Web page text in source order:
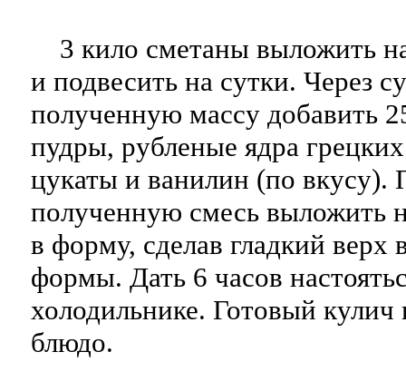
3 кило сметаны выложить
и подвесить на сутки. Через
полученную массу добавить
пудры, рубленые ядра
цукаты и ванилин (по вкусу).
полученную смесь выложить
в форму, сделав гладкий верх
формы. Дать 6 часов
холодильнике. Готовый кулич
блюдо.